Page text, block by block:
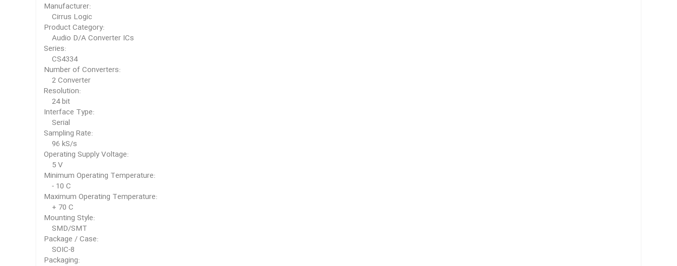
Manufacturer:
Cirrus Logic
Product Category:
Audio D/A Converter ICs
Series:
CS4334
Number of Converters:
2 Converter
Resolution:
24 bit
Interface Type:
Serial
Sampling Rate:
96 kS/s
Operating Supply Voltage:
5 V
Minimum Operating Temperature:
- 10 C
Maximum Operating Temperature:
+ 70 C
Mounting Style:
SMD/SMT
Package / Case:
SOIC-8
Packaging: